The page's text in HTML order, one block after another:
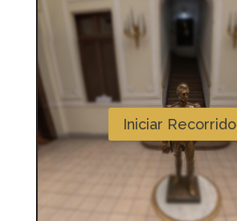
Iniciar Recorrido